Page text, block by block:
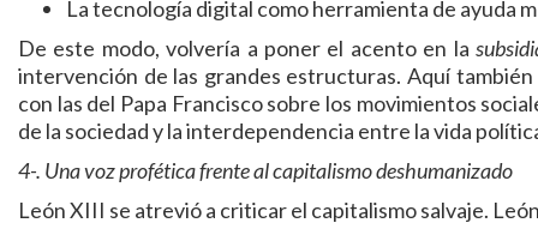
La tecnología digital como herramienta de ayuda
De este modo, volvería a poner el acento en la
intervención de las grandes estructuras. Aquí
con las del Papa Francisco sobre los movimientos
de la sociedad y la interdependencia entre la vida
4-. Una voz profética frente al capitalismo deshumanizado
León XIII se atrevió a criticar el capitalismo salvaje.